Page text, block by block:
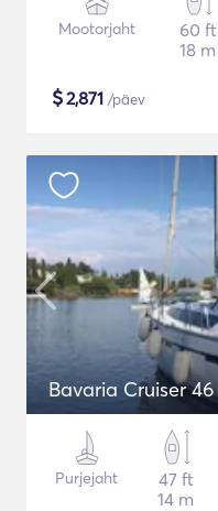
Mootorjaht
60 ft
18 m
$2,871 /päev
Bavaria Cruiser 46
Purjejaht
47 ft
14 m